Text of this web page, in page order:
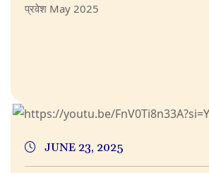
प्रवेश May 2025
JUNE 23, 2025